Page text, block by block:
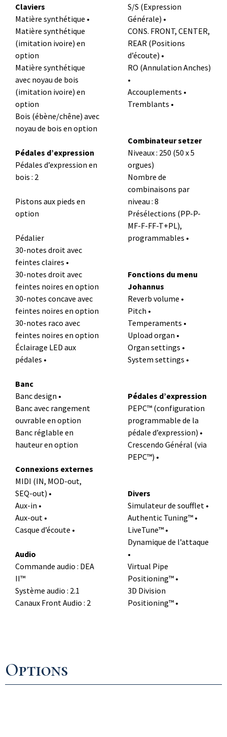
Claviers
Matière synthétique •
Matière synthétique
(imitation ivoire) en
option
Matière synthétique
avec noyau de bois
(imitation ivoire) en
option
Bois (ébène/chêne) avec
noyau de bois en option
Pédales d’expression
Pédales d’expression en
bois : 2
Pistons aux pieds en
option
Pédalier
30-notes droit avec
feintes claires •
30-notes droit avec
feintes noires en option
30-notes concave avec
feintes noires en option
30-notes raco avec
feintes noires en option
Éclairage LED aux
pédales •
Banc
Banc design •
Banc avec rangement
ouvrable en option
Banc réglable en
hauteur en option
Connexions externes
MIDI (IN, MOD-out,
SEQ-out) •
Aux-in •
Aux-out •
Casque d’écoute •
Audio
Commande audio : DEA
II™
Système audio : 2.1
Canaux Front Audio : 2
S/S (Expression
Générale) •
CONS. FRONT, CENTER,
REAR (Positions
d’écoute) •
RO (Annulation Anches)
•
Accouplements •
Tremblants •
Combinateur setzer
Niveaux : 250 (50 x 5
orgues)
Nombre de
combinaisons par
niveau : 8
Présélections (PP-P-
MF-F-FF-T+PL),
programmables •
Fonctions du menu
Johannus
Reverb volume •
Pitch •
Temperaments •
Upload organ •
Organ settings •
System settings •
Pédales d’expression
PEPC™ (configuration
programmable de la
pédale d’expression) •
Crescendo Général (via
PEPC™) •
Divers
Simulateur de soufflet •
Authentic Tuning™ •
LiveTune™ •
Dynamique de l’attaque
•
Virtual Pipe
Positioning™ •
3D Division
Positioning™ •
Options